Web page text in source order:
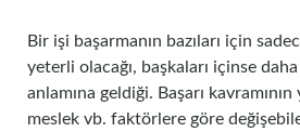
Bir işi başarmanın bazıları için
yeterli olacağı, başkaları içinse
anlamına geldiği. Başarı
meslek vb. faktörlere göre